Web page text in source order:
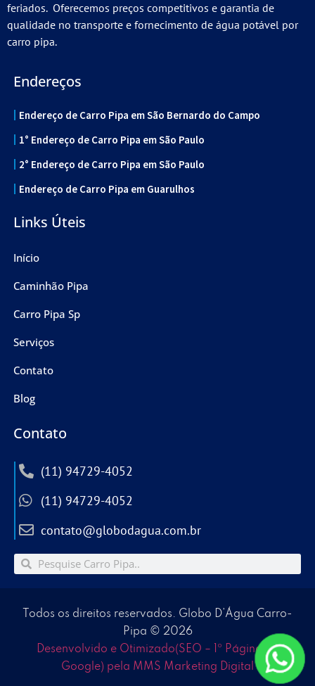
feriados. Oferecemos preços competitivos e garantia de
qualidade no transporte e fornecimento de água potável por
carro pipa.
Endereços
Endereço de Carro Pipa em São Bernardo do Campo
1° Endereço de Carro Pipa em São Paulo
2° Endereço de Carro Pipa em São Paulo
Endereço de Carro Pipa em Guarulhos
Links Úteis
Início
Caminhão Pipa
Carro Pipa Sp
Serviços
Contato
Blog
Contato
(11) 94729-4052
(11) 94729-4052
contato@globodagua.com.br
Todos os direitos reservados. Globo D’Água Carro-
Pipa © 2026
Desenvolvido e Otimizado(SEO – 1º Página no
Google) pela MMS Marketing Digital